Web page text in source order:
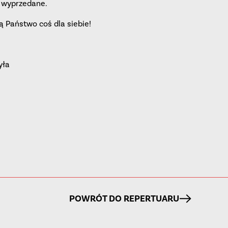
Państwo coś dla siebie!
POWRÓT DO REPERTUARU